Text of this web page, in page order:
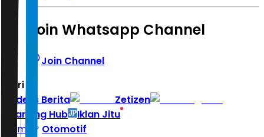
Join Whatsapp Channel
Join Channel
Hari ini
Indeks Berita
Zetizen
Learning Hub
Iklan Jitu
Home
Otomotif